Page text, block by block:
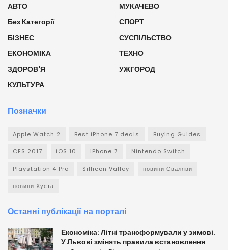
АВТО
Без Категорії
БІЗНЕС
ЕКОНОМІКА
ЗДОРОВ'Я
КУЛЬТУРА
МУКАЧЕВО
СПОРТ
СУСПІЛЬСТВО
ТЕХНО
УЖГОРОД
Позначки
Apple Watch 2 Best iPhone 7 deals Buying Guides
CES 2017 iOS 10 iPhone 7 Nintendo Switch
Playstation 4 Pro Sillicon Valley новини Сваляви
новини Хуста
Останні публікації на порталі
Економіка: Літні трансформували у зимові.
У Львові змінять правила встановлення